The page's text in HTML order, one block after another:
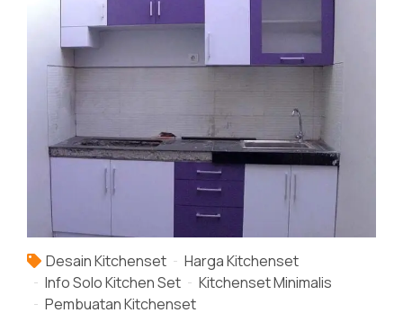
Desain Kitchenset
Harga Kitchenset
Info Solo Kitchen Set
Kitchenset Minimalis
Pembuatan Kitchenset